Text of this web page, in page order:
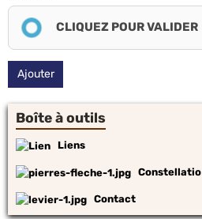
CLIQUEZ POUR VALIDER
Ajouter
Boîte à outils
Liens
Constellatio
Contact